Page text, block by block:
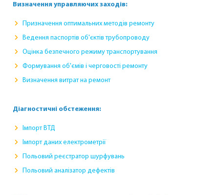
Визначення управляючих заходів:
Призначення оптимальних методів ремонту
Ведення паспортів об'єктів трубопроводу
Оцінка безпечного режиму транспортування
Формування об'ємів і черговості ремонту
Визначення витрат на ремонт
Діагностичні обстеження:
Імпорт ВТД
Імпорт даних електрометрії
Польовий реєстратор шурфувань
Польовий аналізатор дефектів